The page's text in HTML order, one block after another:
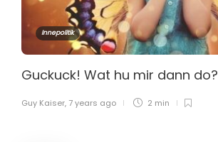
Innepolitik
Guckuck! Wat hu mir dann do?
Guy Kaiser, 7 years ago 2 min